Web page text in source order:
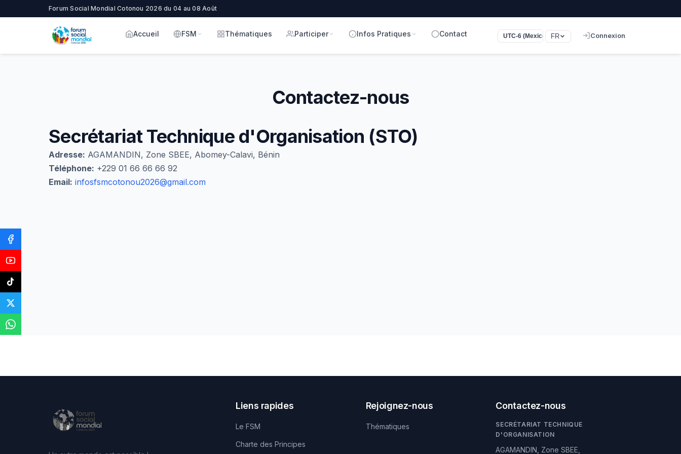
Forum Social Mondial Cotonou 2026 du 04 au 08 Août
Accueil FSM Thématiques Participer Infos Pratiques Contact UTC-6 (Mexico) FR Connexion
Contactez-nous
Secrétariat Technique d'Organisation (STO)
Adresse: AGAMANDIN, Zone SBEE, Abomey-Calavi, Bénin
Téléphone: +229 01 66 66 66 92
Email: infosfsmcotonou2026@gmail.com
Liens rapides
Le FSM
Charte des Principes
Rejoignez-nous
Thématiques
Contactez-nous
SECRÉTARIAT TECHNIQUE
D'ORGANISATION
AGAMANDIN, Zone SBEE,